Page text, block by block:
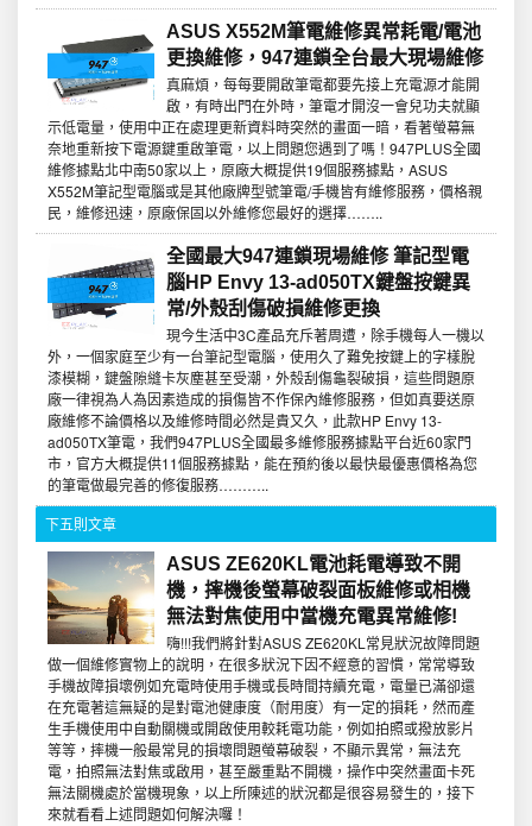
ASUS X552M筆電維修異常耗電/電池
更換維修，947連鎖全台最大現場維修
真麻煩，每每要開啟筆電都要先接上充電源才能開
啟，有時出門在外時，筆電才開沒一會兒功夫就顯
示低電量，使用中正在處理更新資料時突然的畫面一暗，看著螢幕無
奈地重新按下電源鍵重啟筆電，以上問題您遇到了嗎！947PLUS全國
維修據點北中南50家以上，原廠大概提供19個服務據點，ASUS
X552M筆記型電腦或是其他廠牌型號筆電/手機皆有維修服務，價格親
民，維修迅速，原廠保固以外維修您最好的選擇……..
全國最大947連鎖現場維修 筆記型電
腦HP Envy 13-ad050TX鍵盤按鍵異
常/外殼刮傷破損維修更換
現今生活中3C產品充斥著周遭，除手機每人一機以
外，一個家庭至少有一台筆記型電腦，使用久了難免按鍵上的字樣脫
漆模糊，鍵盤隙縫卡灰塵甚至受潮，外殼刮傷龜裂破損，這些問題原
廠一律視為人為因素造成的損傷皆不作保內維修服務，但如真要送原
廠維修不論價格以及維修時間必然是貴又久，此款HP Envy 13-
ad050TX筆電，我們947PLUS全國最多維修服務據點平台近60家門
市，官方大概提供11個服務據點，能在預約後以最快最優惠價格為您
的筆電做最完善的修復服務………..
下五則文章
ASUS ZE620KL電池耗電導致不開
機，摔機後螢幕破裂面板維修或相機
無法對焦使用中當機充電異常維修!
嗨!!!我們將針對ASUS ZE620KL常見狀況故障問題
做一個維修實物上的說明，在很多狀況下因不經意的習慣，常常導致
手機故障損壞例如充電時使用手機或長時間持續充電，電量已滿卻還
在充電著這無疑的是對電池健康度（耐用度）有一定的損耗，然而產
生手機使用中自動關機或開啟使用較耗電功能，例如拍照或撥放影片
等等，摔機一般最常見的損壞問題螢幕破裂，不顯示異常，無法充
電，拍照無法對焦或啟用，甚至嚴重點不開機，操作中突然畫面卡死
無法關機處於當機現象，以上所陳述的狀況都是很容易發生的，接下
來就看看上述問題如何解決囉！